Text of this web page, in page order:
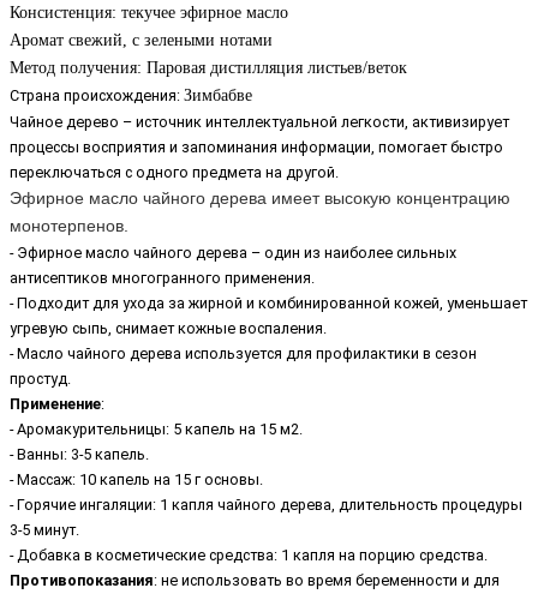
Консистенция: текучее эфирное масло
Аромат свежий, с зелеными нотами
Метод получения: Паровая дистилляция листьев/веток
Страна происхождения: Зимбабве
Чайное дерево – источник интеллектуальной легкости, активизирует
процессы восприятия и запоминания информации, помогает быстро
переключаться с одного предмета на другой.
Эфирное масло чайного дерева имеет высокую концентрацию
монотерпенов.
- Эфирное масло чайного дерева – один из наиболее сильных
антисептиков многогранного применения.
- Подходит для ухода за жирной и комбинированной кожей, уменьшает
угревую сыпь, снимает кожные воспаления.
- Масло чайного дерева используется для профилактики в сезон
простуд.
Применение:
- Аромакурительницы: 5 капель на 15 м2.
- Ванны: 3-5 капель.
- Массаж: 10 капель на 15 г основы.
- Горячие ингаляции: 1 капля чайного дерева, длительность процедуры
3-5 минут.
- Добавка в косметические средства: 1 капля на порцию средства.
Противопоказания: не использовать во время беременности и для